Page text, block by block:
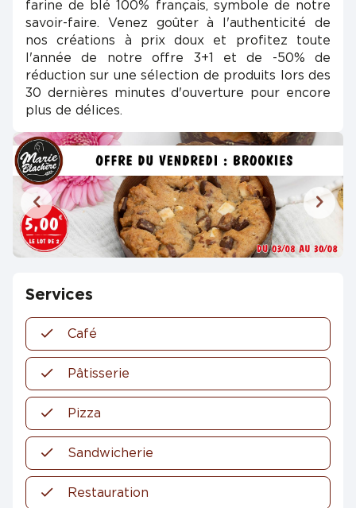
farine de blé 100% français, symbole de notre
savoir-faire. Venez goûter à l'authenticité de
nos créations à prix doux et profitez toute
l'année de notre offre 3+1 et de -50% de
réduction sur une sélection de produits lors des
30 dernières minutes d'ouverture pour encore
plus de délices.
Services
Café
Pâtisserie
Pizza
Sandwicherie
Restauration